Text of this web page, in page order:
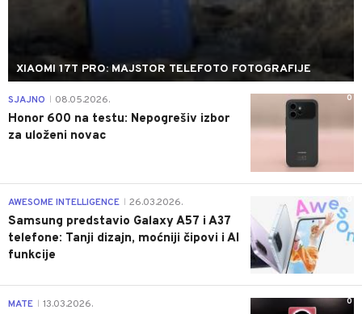
XIAOMI 17T PRO: MAJSTOR TELEFOTO FOTOGRAFIJE
0
SJAJNO 08.05.2026.
Honor 600 na testu: Nepogrešiv izbor
za uloženi novac
AWESOME INTELLIGENCE 26.03.2026.
Samsung predstavio Galaxy A57 i A37
telefone: Tanji dizajn, moćniji čipovi i AI
funkcije
0
MATE 13.03.2026.